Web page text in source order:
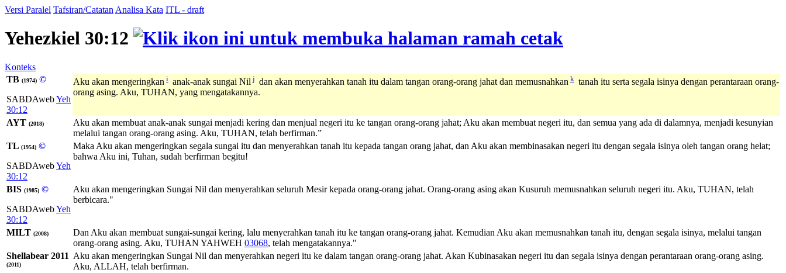
Versi Paralel Tafsiran/Catatan Analisa Kata ITL - draft
Yehezkiel 30:12
Konteks
TB (1974) ©
SABDAwebYeh
30:12
Aku akan mengeringkan i anak-anak sungai Nil j dan akan menyerahkan tanah itu dalam tangan orang-orang jahat dan memusnahkan k tanah itu serta segala isinya dengan perantaraan orang-
orang asing. Aku, TUHAN, yang mengatakannya.
AYT (2018)
Aku akan membuat anak-anak sungai menjadi kering dan menjual negeri itu ke tangan orang-orang jahat; Aku akan membuat negeri itu, dan semua yang ada di dalamnya, menjadi kesunyian
melalui tangan orang-orang asing. Aku, TUHAN, telah berfirman.”
TL (1954) ©
SABDAwebYeh
30:12
Maka Aku akan mengeringkan segala sungai itu dan menyerahkan tanah itu kepada tangan orang jahat, dan Aku akan membinasakan negeri itu dengan segala isinya oleh tangan orang helat;
bahwa Aku ini, Tuhan, sudah berfirman begitu!
BIS (1985) ©
SABDAwebYeh
30:12
Aku akan mengeringkan Sungai Nil dan menyerahkan seluruh Mesir kepada orang-orang jahat. Orang-orang asing akan Kusuruh memusnahkan seluruh negeri itu. Aku, TUHAN, telah
berbicara."
MILT (2008)
Dan Aku akan membuat sungai-sungai kering, lalu menyerahkan tanah itu ke tangan orang-orang jahat. Kemudian Aku akan memusnahkan tanah itu, dengan segala isinya, melalui tangan
orang-orang asing. Aku, TUHAN YAHWEH 03068, telah mengatakannya."
Shellabear 2011
(2011)
Aku akan mengeringkan Sungai Nil dan menyerahkan negeri itu ke dalam tangan orang-orang jahat. Akan Kubinasakan negeri itu dan segala isinya dengan perantaraan orang-orang asing.
Aku, ALLAH, telah berfirman.